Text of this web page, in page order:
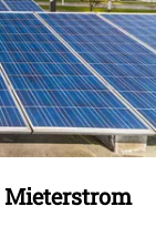
Mieterstrom